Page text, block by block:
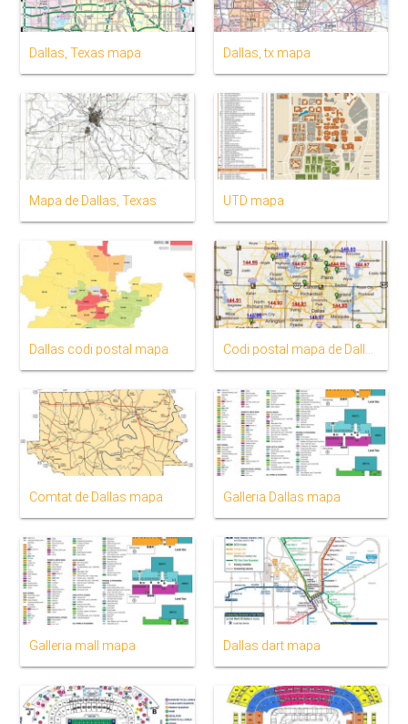
Dallas, Texas mapa Dallas, tx mapa
Mapa de Dallas, Texas UTD mapa
Dallas codi postal mapa
Comtat de Dallas mapa Galleria Dallas mapa
Galleria mall mapa Dallas dart mapa